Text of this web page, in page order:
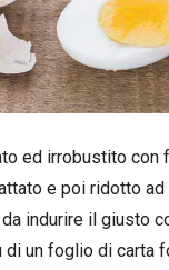
ed irrobustito con
e poi ridotto
indurire il giusto
un foglio di carta